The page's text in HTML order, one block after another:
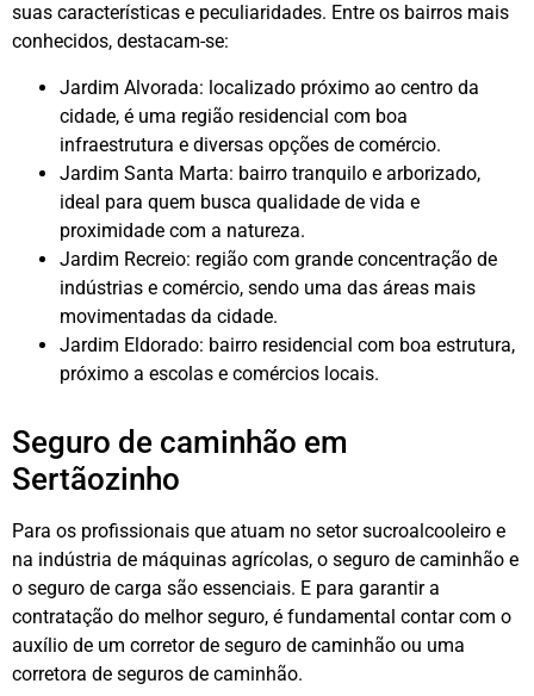
suas características e peculiaridades. Entre os bairros mais
conhecidos, destacam-se:
Jardim Alvorada: localizado próximo ao centro da
cidade, é uma região residencial com boa
infraestrutura e diversas opções de comércio.
Jardim Santa Marta: bairro tranquilo e arborizado,
ideal para quem busca qualidade de vida e
proximidade com a natureza.
Jardim Recreio: região com grande concentração de
indústrias e comércio, sendo uma das áreas mais
movimentadas da cidade.
Jardim Eldorado: bairro residencial com boa estrutura,
próximo a escolas e comércios locais.
Seguro de caminhão em
Sertãozinho
Para os profissionais que atuam no setor sucroalcooleiro e
na indústria de máquinas agrícolas, o seguro de caminhão e
o seguro de carga são essenciais. E para garantir a
contratação do melhor seguro, é fundamental contar com o
auxílio de um corretor de seguro de caminhão ou uma
corretora de seguros de caminhão.